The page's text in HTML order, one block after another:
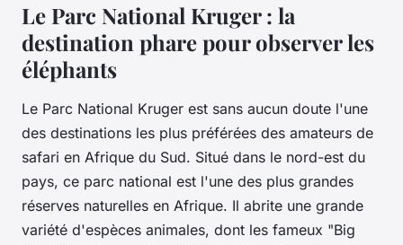
Le Parc National Kruger : la
destination phare pour observer les
éléphants
Le Parc National Kruger est sans aucun doute l'une
des destinations les plus préférées des amateurs de
safari en Afrique du Sud. Situé dans le nord-est du
pays, ce parc national est l'une des plus grandes
réserves naturelles en Afrique. Il abrite une grande
variété d'espèces animales, dont les fameux "Big